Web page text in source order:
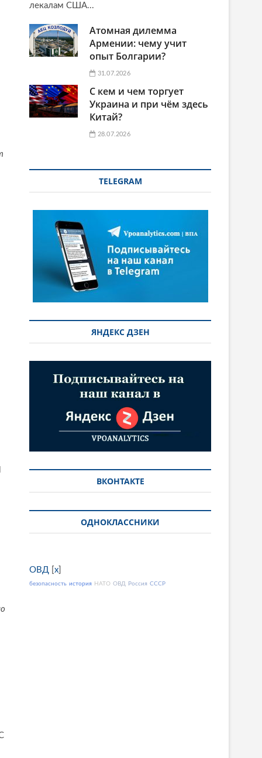
лекалам США...
Атомная дилемма
Армении: чему учит
опыт Болгарии?
31.07.2026
С кем и чем торгует
Украина и при чём здесь
Китай?
28.07.2026
TELEGRAM
ЯНДЕКС ДЗЕН
ВКОНТАКТЕ
ОДНОКЛАССНИКИ
ОВД x
безопасность история НАТО ОВД Россия СССР